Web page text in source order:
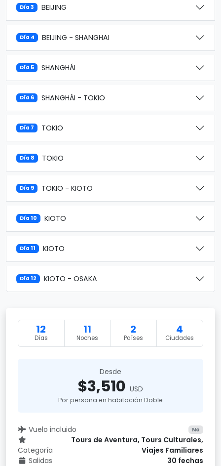
Día 3 BEIJING
Día 4 BEIJING - SHANGHAI
Día 5 SHANGHÁI
Día 6 SHANGHÁI - TOKIO
Día 7 TOKIO
Día 8 TOKIO
Día 9 TOKIO - KIOTO
Día 10 KIOTO
Día 11 KIOTO
Día 12 KIOTO - OSAKA
12
Días
11
Noches
2
Países
4
Ciudades
Desde
$3,510 USD
Por persona en habitación Doble
Vuelo incluido No
Categoría
Tours de Aventura, Tours Culturales,
Viajes Familiares
Salidas
30 fechas